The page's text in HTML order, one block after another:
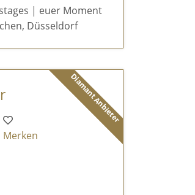
| euer Moment
Düsseldorf
Diamant Anbieter
Merken